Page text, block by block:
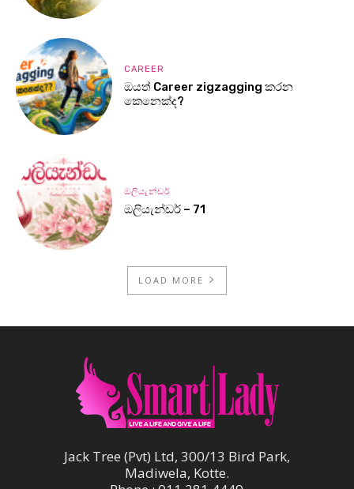
CAREER
ඔයත් Career zigzagging කරන
කෙනෙක්ද?
ඔලියැන්ඩර්
ඔලියැන්ඩර් – 71
LOAD MORE
Jack Tree (Pvt) Ltd, 300/13 Bird Park,
Madiwela, Kotte.